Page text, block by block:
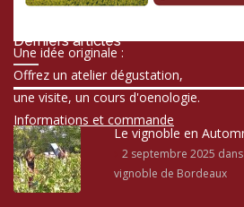
Une idée originale :
Offrez un atelier dégustation,
une visite, un cours d'oenologie.
Informations et commande
Derniers articles
Le vignoble en
2 septembre 2025
vignoble de Bordeaux